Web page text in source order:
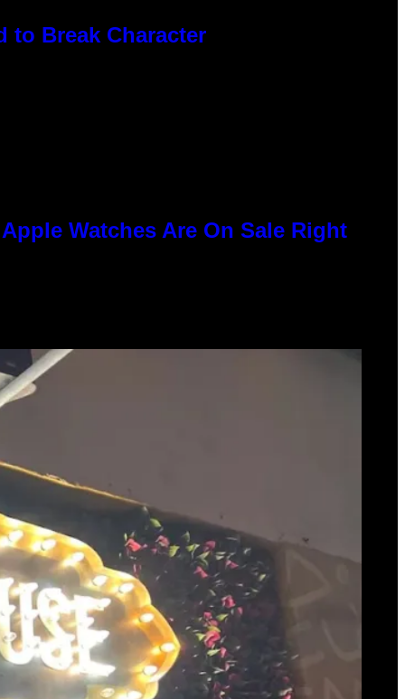
to Break Character
Watches Are On Sale Right